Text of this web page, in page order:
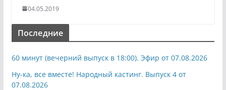
04.05.2019
Последние
60 минут (вечерний выпуск в 18:00). Эфир от 07.08.2026
Ну-ка, все вместе! Народный кастинг. Выпуск 4 от
07.08.2026